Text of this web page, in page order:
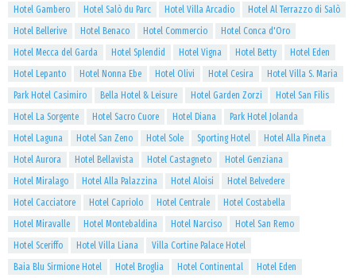
Hotel Gambero
Hotel Salò du Parc Hotel Villa Arcadio
Hotel Al Terrazzo di Salò
Hotel Bellerive
Hotel Benaco Hotel Commercio
Hotel Conca d'Oro
Hotel Mecca del Garda
Hotel Splendid Hotel Vigna Hotel Betty
Hotel Eden
Hotel Lepanto
Hotel Nonna Ebe Hotel Olivi Hotel Cesira
Hotel Villa S. Maria
Park Hotel Casimiro
Bella Hotel & Leisure Hotel Garden Zorzi
Hotel San Filis
Hotel La Sorgente
Hotel Sacro Cuore Hotel Diana
Park Hotel Jolanda
Hotel Laguna
Hotel San Zeno Hotel Sole Sporting Hotel
Hotel Alla Pineta
Hotel Aurora
Hotel Bellavista Hotel Castagneto
Hotel Genziana
Hotel Miralago
Hotel Alla Palazzina Hotel Aloisi
Hotel Belvedere
Hotel Cacciatore
Hotel Capriolo Hotel Centrale
Hotel Costabella
Hotel Miravalle
Hotel Montebaldina Hotel Narciso
Hotel San Remo
Hotel Sceriffo
Hotel Villa Liana
Villa Cortine Palace Hotel
Baia Blu Sirmione Hotel
Hotel Broglia Hotel Continental
Hotel Eden